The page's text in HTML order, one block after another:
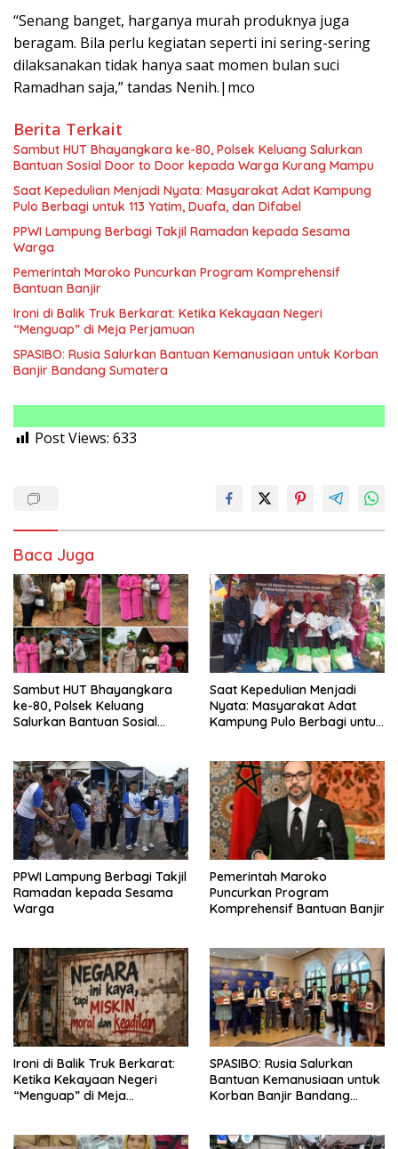
“Senang banget, harganya murah produknya juga
beragam. Bila perlu kegiatan seperti ini sering-sering
dilaksanakan tidak hanya saat momen bulan suci
Ramadhan saja,” tandas Nenih.|mco
Berita Terkait
Sambut HUT Bhayangkara ke-80, Polsek Keluang Salurkan
Bantuan Sosial Door to Door kepada Warga Kurang Mampu
Saat Kepedulian Menjadi Nyata: Masyarakat Adat Kampung
Pulo Berbagi untuk 113 Yatim, Duafa, dan Difabel
PPWI Lampung Berbagi Takjil Ramadan kepada Sesama
Warga
Pemerintah Maroko Puncurkan Program Komprehensif
Bantuan Banjir
Ironi di Balik Truk Berkarat: Ketika Kekayaan Negeri
“Menguap” di Meja Perjamuan
SPASIBO: Rusia Salurkan Bantuan Kemanusiaan untuk Korban
Banjir Bandang Sumatera
Post Views: 633
Baca Juga
Sambut HUT Bhayangkara
ke-80, Polsek Keluang
Salurkan Bantuan Sosial
Saat Kepedulian Menjadi
Nyata: Masyarakat Adat
Kampung Pulo Berbagi untuk
PPWI Lampung Berbagi Takjil
Ramadan kepada Sesama
Warga
Pemerintah Maroko
Puncurkan Program
Komprehensif Bantuan Banjir
Ironi di Balik Truk Berkarat:
Ketika Kekayaan Negeri
“Menguap” di Meja
SPASIBO: Rusia Salurkan
Bantuan Kemanusiaan untuk
Korban Banjir Bandang